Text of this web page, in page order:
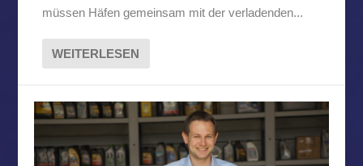
müssen Häfen gemeinsam mit der verladenden...
WEITERLESEN